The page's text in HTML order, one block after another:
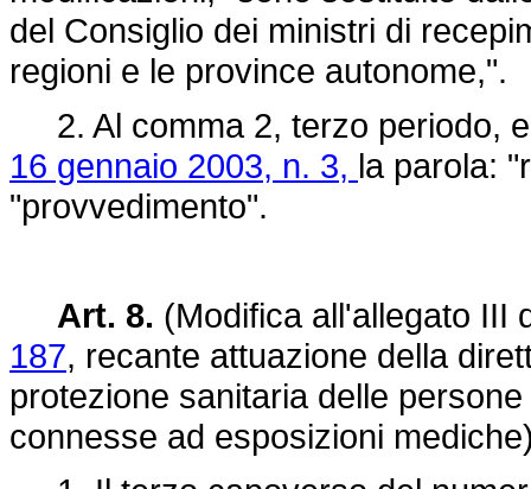
del Consiglio dei ministri di
regioni e le province autonome,".
2. Al comma 2, terzo periodo,
16 gennaio 2003, n. 3, la parola:
"provvedimento".
Art. 8. (Modifica all'allegato III
187, recante attuazione della
protezione sanitaria delle
connesse ad esposizioni